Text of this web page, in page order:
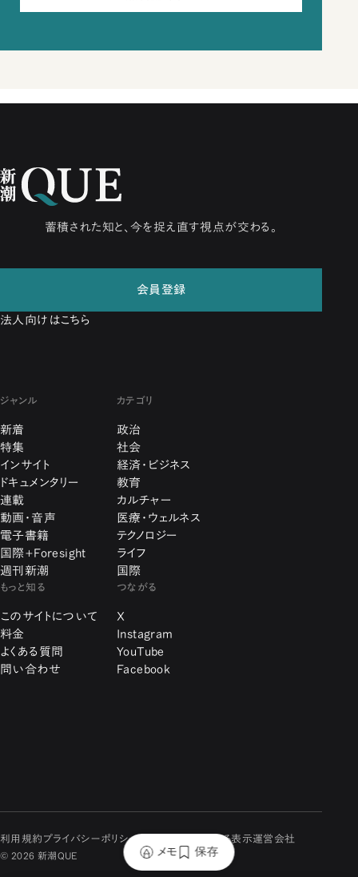
蓄積された知と、今を捉え直す視点が交わる。
会員登録
法人向けはこちら
ジャンル
新着
特集
インサイト
ドキュメンタリー
連載
動画・音声
電子書籍
国際+Foresight
週刊新潮
カテゴリ
政治
社会
経済・ビジネス
教育
カルチャー
医療・ウェルネス
テクノロジー
ライフ
国際
もっと知る
このサイトについて
料金
よくある質問
問い合わせ
つながる
X
Instagram
YouTube
Facebook
利用規約 プライバシーポリシー 特定商取引に関する表示運営会社
© 2026 新潮QUE メモ 保存